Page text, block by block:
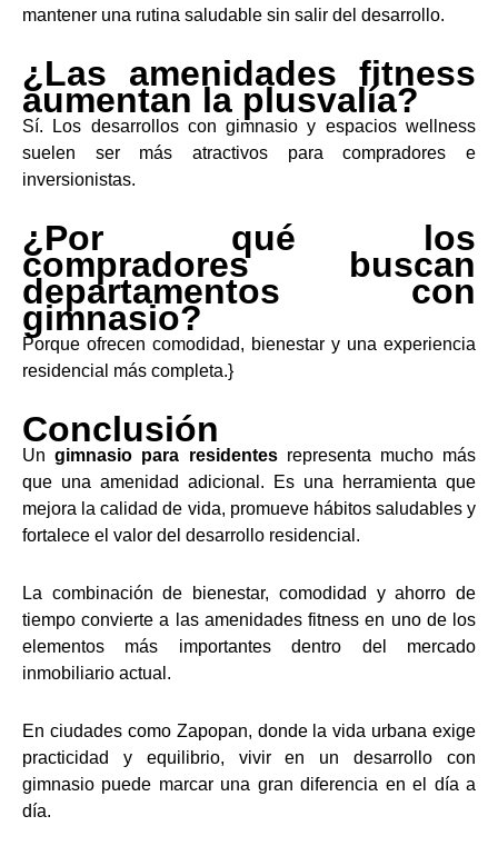
mantener una rutina saludable sin salir del desarrollo.
¿Las amenidades fitness
aumentan la plusvalía?
Sí. Los desarrollos con gimnasio y espacios wellness
suelen ser más atractivos para compradores e
inversionistas.
¿Por qué los
compradores buscan
departamentos con
gimnasio?
Porque ofrecen comodidad, bienestar y una experiencia
residencial más completa.}
Conclusión
Ungimnasio para residentesrepresenta mucho más
que una amenidad adicional. Es una herramienta que
mejora la calidad de vida, promueve hábitos saludables y
fortalece el valor del desarrollo residencial.
La combinación de bienestar, comodidad y ahorro de
tiempo convierte a las amenidades fitness en uno de los
elementos más importantes dentro del mercado
inmobiliario actual.
En ciudades como Zapopan, donde la vida urbana exige
practicidad y equilibrio, vivir en un desarrollo con
gimnasio puede marcar una gran diferencia en el día a
día.